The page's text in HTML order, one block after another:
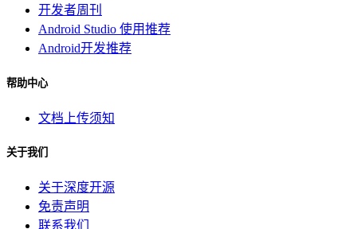
开发者周刊
Android Studio 使用推荐
Android开发推荐
帮助中心
文档上传须知
关于我们
关于深度开源
免责声明
联系我们